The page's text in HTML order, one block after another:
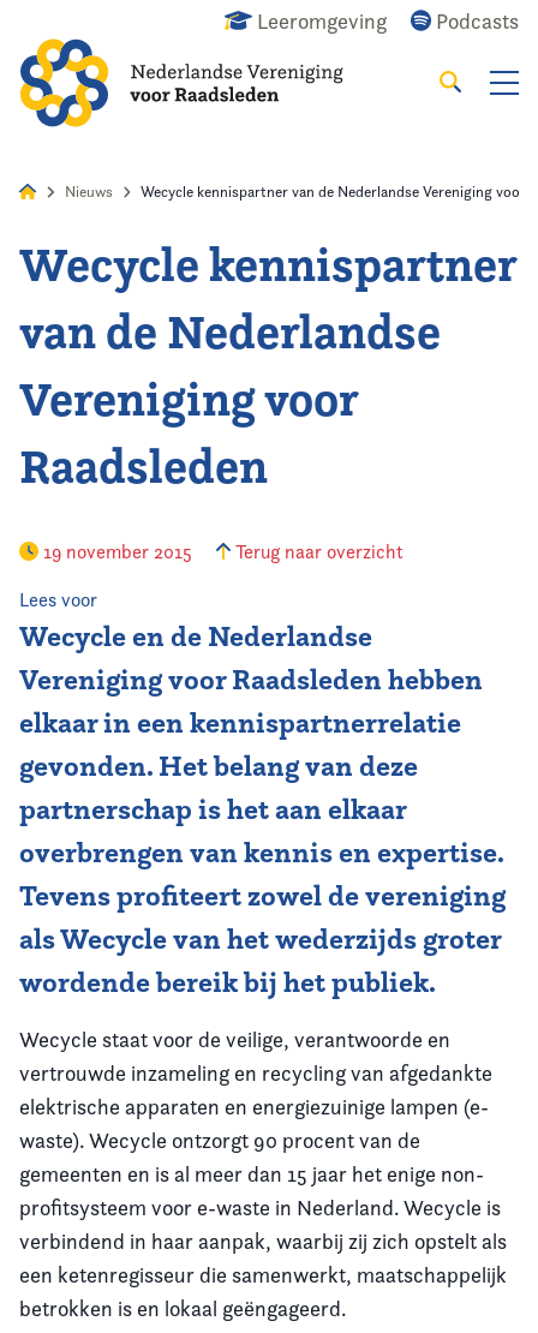
Leeromgeving Podcasts
Zoeken
Home
Agenda
Nieuws
Opleiding
Contact
Nieuws Wecycle kennispartner van de Nederlandse Vereniging voor
Wecycle kennispartner
van de Nederlandse
Vereniging voor
Raadsleden
19 november 2015 Terug naar overzicht
Lees voor
Wecycle en de Nederlandse
Vereniging voor Raadsleden hebben
elkaar in een kennispartnerrelatie
gevonden. Het belang van deze
partnerschap is het aan elkaar
overbrengen van kennis en expertise.
Tevens profiteert zowel de vereniging
als Wecycle van het wederzijds groter
wordende bereik bij het publiek.
Wecycle staat voor de veilige, verantwoorde en
vertrouwde inzameling en recycling van afgedankte
elektrische apparaten en energiezuinige lampen (e-
waste). Wecycle ontzorgt 90 procent van de
gemeenten en is al meer dan 15 jaar het enige non-
profitsysteem voor e-waste in Nederland. Wecycle is
verbindend in haar aanpak, waarbij zij zich opstelt als
een ketenregisseur die samenwerkt, maatschappelijk
betrokken is en lokaal geëngageerd.